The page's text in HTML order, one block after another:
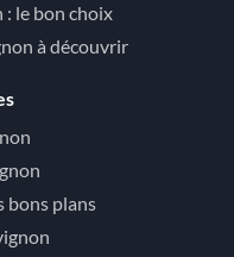
le bon choix
à découvrir
bons plans